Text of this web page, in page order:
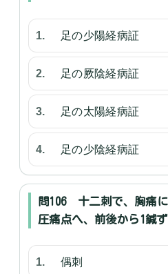
足の少陽経病証
足の厥陰経病証
足の太陽経病証
足の少陰経病証
問106 十二刺で、胸痛
圧痛点へ、前後から1鍼
偶刺